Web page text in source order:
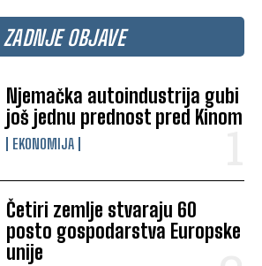
ZADNJE OBJAVE
Njemačka autoindustrija gubi
još jednu prednost pred Kinom
EKONOMIJA
Četiri zemlje stvaraju 60
posto gospodarstva Europske
unije